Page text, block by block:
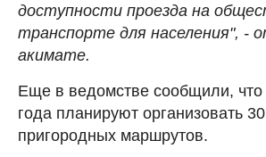
доступности проезда на
транспорте для населения", -
акимате.
Еще в ведомстве сообщили, что
года планируют организовать
пригородных маршрутов.